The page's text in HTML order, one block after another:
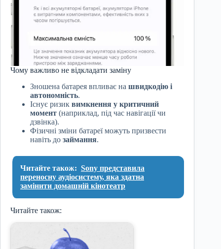
Чому важливо не відкладати заміну
Зношена батарея впливає на швидкодію і
автономність.
Існує ризик вимкнення у критичний
момент (наприклад, під час навігації чи
дзвінка).
Фізичні зміни батареї можуть призвести
навіть до займання.
Читайте також: Sony представила
переносну аудіосистему, яка здатна
замінити домашній кінотеатр
Читайте також: